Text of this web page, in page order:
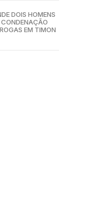
DOIS HOMENS
EM TIMON